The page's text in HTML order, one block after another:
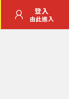
登入
由此進入